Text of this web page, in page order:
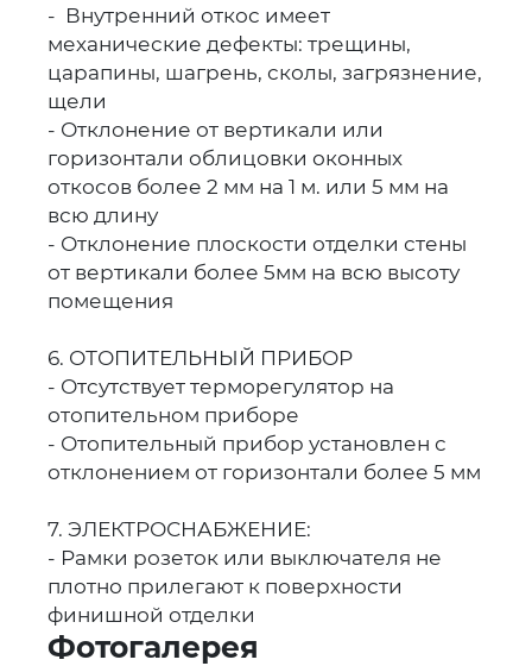
- Внутренний откос имеет
механические дефекты: трещины,
царапины, шагрень, сколы, загрязнение,
щели
- Отклонение от вертикали или
горизонтали облицовки оконных
откосов более 2 мм на 1 м. или 5 мм на
всю длину
- Отклонение плоскости отделки стены
от вертикали более 5мм на всю высоту
помещения
6. ОТОПИТЕЛЬНЫЙ ПРИБОР
- Отсутствует терморегулятор на
отопительном приборе
- Отопительный прибор установлен с
отклонением от горизонтали более 5 мм
7. ЭЛЕКТРОСНАБЖЕНИЕ:
- Рамки розеток или выключателя не
плотно прилегают к поверхности
финишной отделки
Фотогалерея